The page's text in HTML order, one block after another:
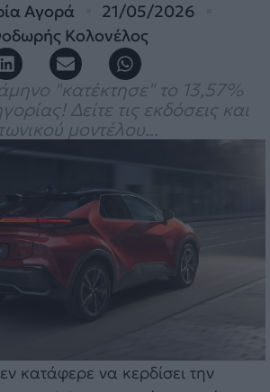
Αγορά
21/05/2026
Κολονέλος
"κατέκτησε" το 13,57%
Δείτε τις εκδόσεις και
μοντέλου...
κατάφερε να κερδίσει την